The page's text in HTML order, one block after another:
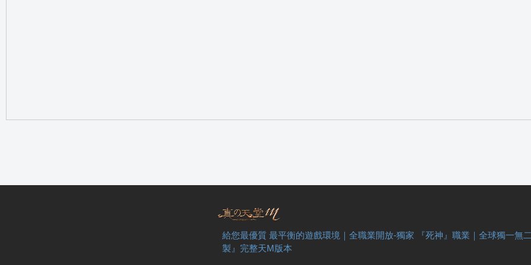
給您最優質 最平衡的遊戲環境｜全職業開放-獨家 『死神』職業｜全球獨一無
製』完整天M版本